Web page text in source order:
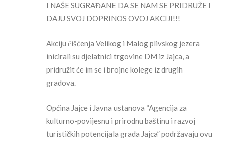
I NAŠE SUGRAĐANE DA SE NAM SE PRIDRUŽE I
DAJU SVOJ DOPRINOS OVOJ AKCIJI!!!
Akciju čišćenja Velikog i Malog plivskog jezera
inicirali su djelatnici trgovine DM iz Jajca, a
pridružit će im se i brojne kolege iz drugih
gradova.
Općina Jajce i Javna ustanova “Agencija za
kulturno-povijesnu i prirodnu baštinu i razvoj
turističkih potencijala grada Jajca” podržavaju ovu